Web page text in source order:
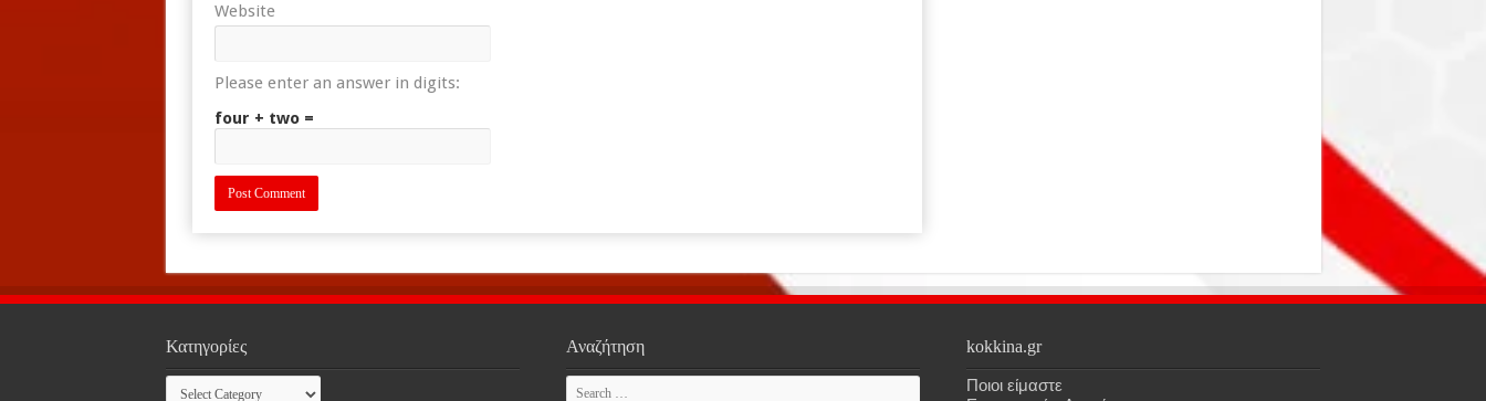
Website
Please enter an answer in digits:
four + two =
Κατηγορίες
Κατηγορίες
Αναζήτηση kokkina.gr
Ποιοι είμαστε